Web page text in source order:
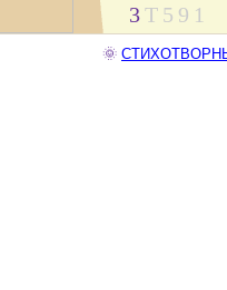
3Т 5 9 1
🌞